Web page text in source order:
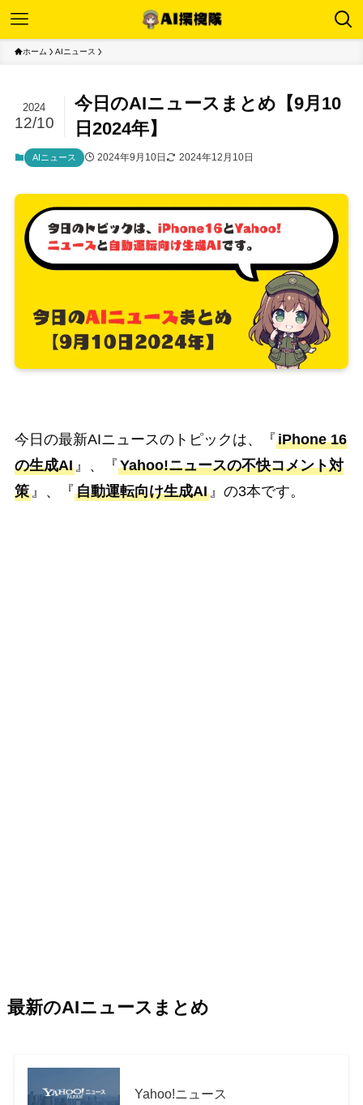
ホーム AIニュース
今日のAIニュースまとめ【9月10
日2024年】
2024
12/10
AIニュース 2024年9月10日 2024年12月10日
今日の最新AIニュースのトピックは、『iPhone 16
の生成AI』、『Yahoo!ニュースの不快コメント対
策』、『自動運転向け生成AI』の3本です。
最新のAIニュースまとめ
Yahoo!ニュース